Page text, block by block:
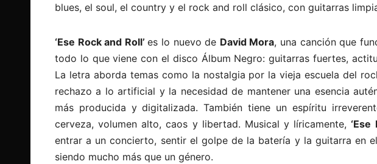
blues, el soul, el country y el rock and roll clásico, con guitarras
‘Ese Rock and Roll’es lo nuevo de David Mora, una canción que
todo lo que viene con el disco Álbum Negro: guitarras fuertes,
La letra aborda temas como la nostalgia por la vieja escuela del
rechazo a lo artificial y la necesidad de mantener una esencia
más producida y digitalizada. También tiene un espíritu
cerveza, volumen alto, caos y libertad. Musical y líricamente,‘Ese
entrar a un concierto, sentir el golpe de la batería y la guitarra en
siendo mucho más que un género.